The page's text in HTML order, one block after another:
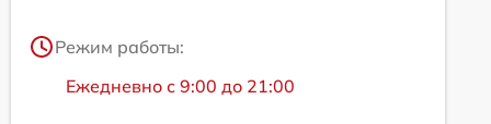
Режим работы:
Ежедневно с 9:00 до 21:00